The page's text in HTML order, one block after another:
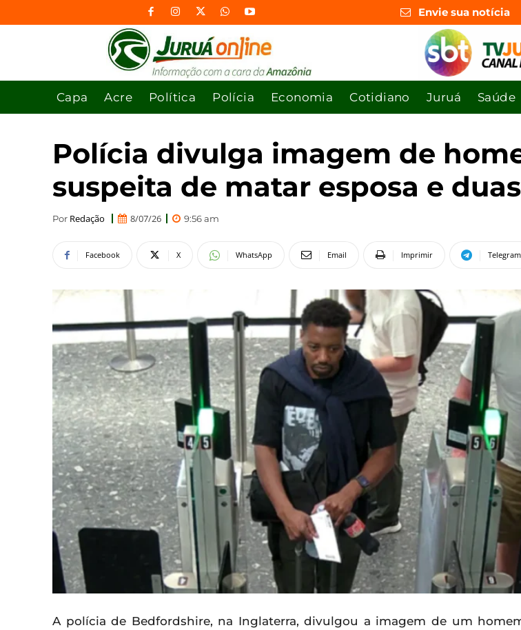
Envie sua notícia
Capa Acre Política Polícia Economia Cotidiano Juruá Saúde
Polícia divulga imagem de
suspeita de matar esposa e
Por Redação 8/07/26 9:56 am
Facebook X WhatsApp Email Imprimir Telegram
A polícia de Bedfordshire, na Inglaterra, divulgou a imagem de um